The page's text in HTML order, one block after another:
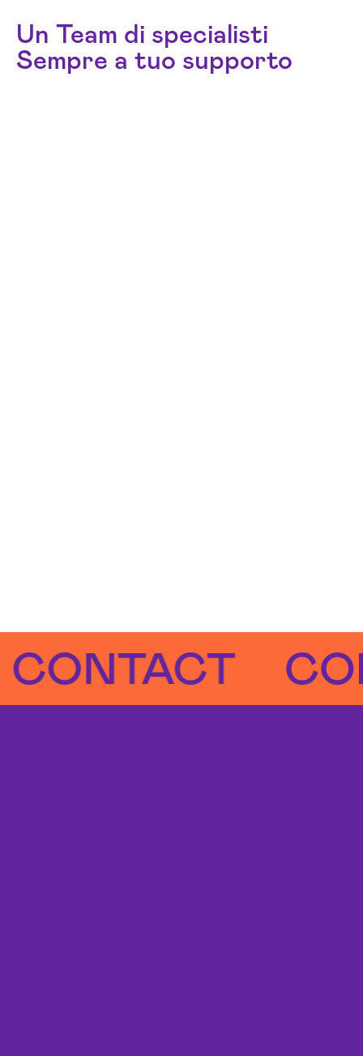
Un Team di specialisti
Sempre a tuo supporto